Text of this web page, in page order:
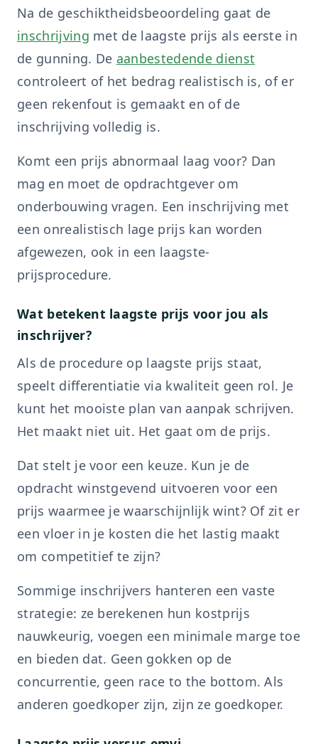
Na de geschiktheidsbeoordeling gaat de
inschrijving met de laagste prijs als eerste in
de gunning. De aanbestedende dienst
controleert of het bedrag realistisch is, of er
geen rekenfout is gemaakt en of de
inschrijving volledig is.
Komt een prijs abnormaal laag voor? Dan
mag en moet de opdrachtgever om
onderbouwing vragen. Een inschrijving met
een onrealistisch lage prijs kan worden
afgewezen, ook in een laagste-
prijsprocedure.
Wat betekent laagste prijs voor jou als
inschrijver?
Als de procedure op laagste prijs staat,
speelt differentiatie via kwaliteit geen rol. Je
kunt het mooiste plan van aanpak schrijven.
Het maakt niet uit. Het gaat om de prijs.
Dat stelt je voor een keuze. Kun je de
opdracht winstgevend uitvoeren voor een
prijs waarmee je waarschijnlijk wint? Of zit er
een vloer in je kosten die het lastig maakt
om competitief te zijn?
Sommige inschrijvers hanteren een vaste
strategie: ze berekenen hun kostprijs
nauwkeurig, voegen een minimale marge toe
en bieden dat. Geen gokken op de
concurrentie, geen race to the bottom. Als
anderen goedkoper zijn, zijn ze goedkoper.